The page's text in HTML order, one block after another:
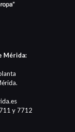
Mérida:
y 7712